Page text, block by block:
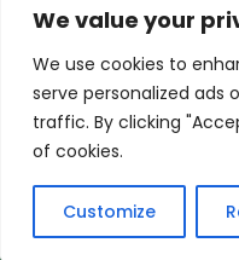
We value your
We use cookies to
serve personalized ads
traffic. By clicking
of cookies.
Customize